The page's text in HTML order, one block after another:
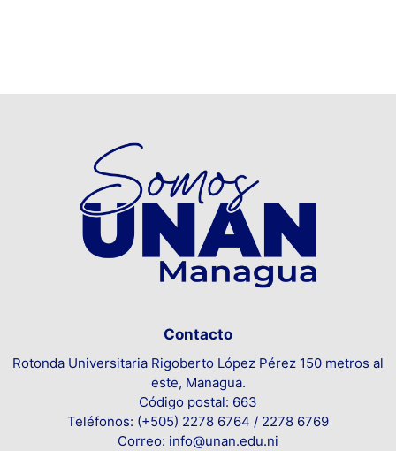
Contacto
Rotonda Universitaria Rigoberto López Pérez 150 metros al
este, Managua.
Código postal: 663
Teléfonos: (+505) 2278 6764 / 2278 6769
Correo: info@unan.edu.ni